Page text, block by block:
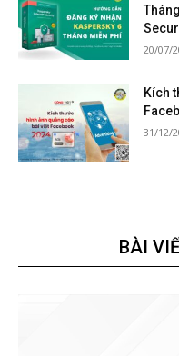
20/07/
Kích
31/12/
BÀI